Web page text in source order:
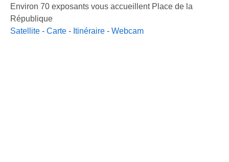
Environ 70 exposants vous accueillent Place de la
République
Satellite - Carte - Itinéraire - Webcam